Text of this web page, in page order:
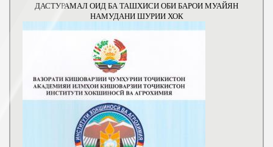
ДАСТУРАМАЛ ОИД БА ТАШХИСИ ОБИ БАРОИ МУАЙЯН
НАМУДАНИ ШУРИИ ХОК